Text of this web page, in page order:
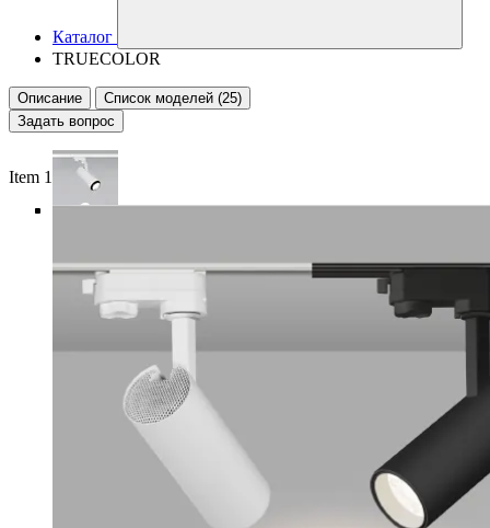
Каталог
TRUECOLOR
Описание
Список моделей (25)
Задать вопрос
Item 1 of 6